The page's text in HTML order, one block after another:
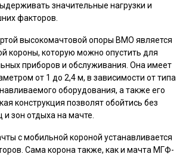
значительные нагрузки и
факторов.
высокомачтовой опоры ВМО является
короны, которую можно опустить для
приборов и обслуживания. Она имеет
от 1 до 2,4 м, в зависимости от типа
оборудования, а также его
конструкция позволят обойтись без
и зон отдыха на мачте.
с мобильной короной устанавливается
Сама корона также, как и мачта МГФ-